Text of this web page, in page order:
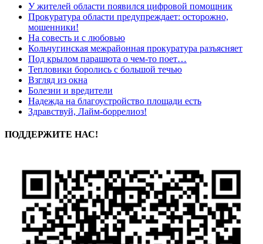
У жителей области появился цифровой помощник
Прокуратура области предупреждает: осторожно,
мошенники!
На совесть и с любовью
Кольчугинская межрайонная прокуратура разъясняет
Под крылом парашюта о чем-то поет…
Тепловики боролись с большой течью
Взгляд из окна
Болезни и вредители
Надежда на благоустройство площади есть
Здравствуй, Лайм-боррелиоз!
ПОДДЕРЖИТЕ НАС!